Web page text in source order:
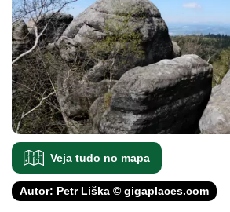
Veja tudo no mapa
Autor: Petr Liška © gigaplaces.com